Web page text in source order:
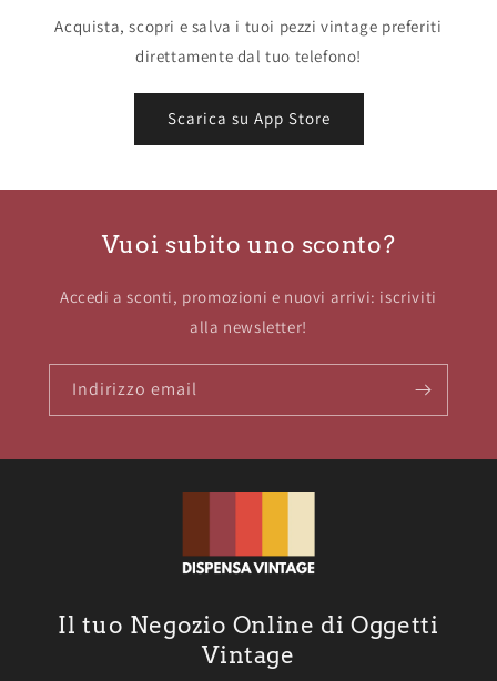
Acquista, scopri e salva i tuoi pezzi vintage preferiti
direttamente dal tuo telefono!
Scarica su App Store
Vuoi subito uno sconto?
Accedi a sconti, promozioni e nuovi arrivi: iscriviti
alla newsletter!
Indirizzo email
Il tuo Negozio Online di Oggetti
Vintage